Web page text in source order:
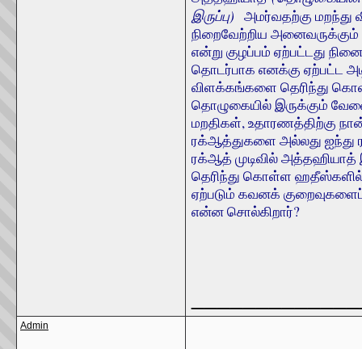
இருப்பு) அமர்வதற்கு மறந்து
நிறைவேற்றிய
என்று குழப்பம் ஏற்பட்டது
தொடர்பாக எனக்கு ஏற்பட்ட
விளக்கங்களை தெரிந்து
தொழுகையில் இருக்கும்
மறதிகள், உதாரணத்திற்கு
ரக்ஆத்துகளை அல்லது
ரக்ஆத் முடிவில்
தெரிந்து கொள்ள
ஏற்படும் கவனக்
என்ன சொல்கிறார்?
Admin